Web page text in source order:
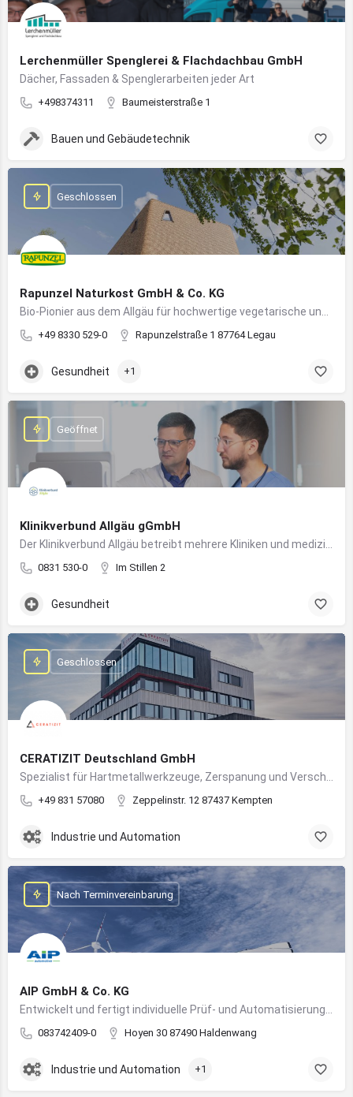
Lerchenmüller Spenglerei & Flachdachbau GmbH
Dächer, Fassaden & Spenglerarbeiten jeder Art
+498374311 Baumeisterstraße 1
Bauen und Gebäudetechnik
Rapunzel Naturkost GmbH & Co. KG
+49 8330 529-0 Rapunzelstraße 1 87764 Legau
Geschlossen
Gesundheit +1
Klinikverbund Allgäu gGmbH
0831 530-0 Im Stillen 2
Geöffnet
Gesundheit
CERATIZIT Deutschland GmbH
+49 831 57080 Zeppelinstr. 12 87437 Kempten
Geschlossen
Industrie und Automation
AIP GmbH & Co. KG
083742409-0 Hoyen 30 87490 Haldenwang
Nach Terminvereinbarung
Industrie und Automation +1